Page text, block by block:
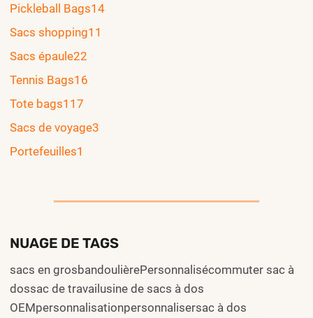
Pickleball Bags14
Sacs shopping11
Sacs épaule22
Tennis Bags16
Tote bags117
Sacs de voyage3
Portefeuilles1
NUAGE DE TAGS
sacs en grosbandoulièrePersonnalisécommuter sac à
dossac de travailusine de sacs à dos
OEMpersonnalisationpersonnalisersac à dos